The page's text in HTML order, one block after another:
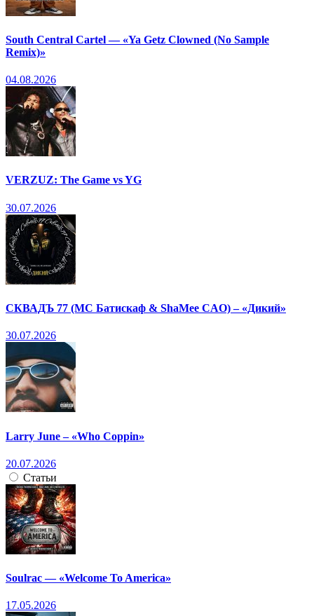
South Central Cartel — «Ya Getz Clowned (No Sample
Remix)»
04.08.2026
VERZUZ: The Game vs YG
30.07.2026
СКВАДЪ 77 (МС Батискаф & ShaMee CAO) – «Дикий»
30.07.2026
Larry June – «Who Coppin»
20.07.2026
Статьи
Soulrac — «Welcome To America»
17.05.2026